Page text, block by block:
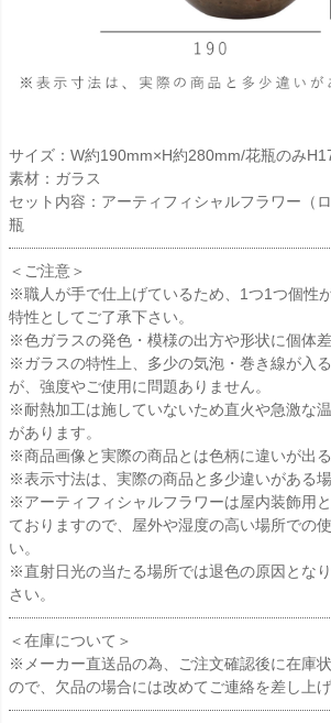
サイズ：W約190mm×H約280mm/花瓶のみ
素材：ガラス
セット内容：アーティフィシャルフラワー（
瓶
＜ご注意＞
※職人が手で仕上げているため、1つ1つ個性
特性としてご了承下さい。
※色ガラスの発色・模様の出方や形状に個体差
※ガラスの特性上、多少の気泡・巻き線が入
が、強度やご使用に問題ありません。
※耐熱加工は施していないため直火や急激な
があります。
※商品画像と実際の商品とは色柄に違いが出る
※表示寸法は、実際の商品と多少違いがある場
※アーティフィシャルフラワーは屋内装飾用
ておりますので、屋外や湿度の高い場所での
い。
※直射日光の当たる場所では退色の原因とな
さい。
＜在庫について＞
※メーカー直送品の為、ご注文確認後に在庫
ので、欠品の場合には改めてご連絡を差し上げ